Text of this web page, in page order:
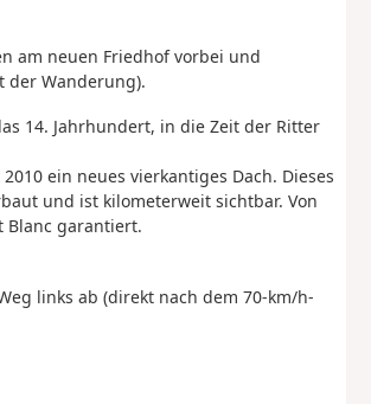
am neuen Friedhof vorbei und
der Wanderung).
14. Jahrhundert, in die Zeit der Ritter
ein neues vierkantiges Dach. Dieses
und ist kilometerweit sichtbar. Von
Blanc garantiert.
links ab (direkt nach dem 70-km/h-